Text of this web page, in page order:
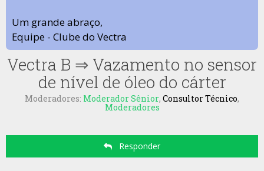
Um grande abraço,
Equipe - Clube do Vectra
Vectra B ⇒ Vazamento no sensor
de nível de óleo do cárter
Moderadores: Moderador Sênior, Consultor Técnico,
Moderadores
Responder